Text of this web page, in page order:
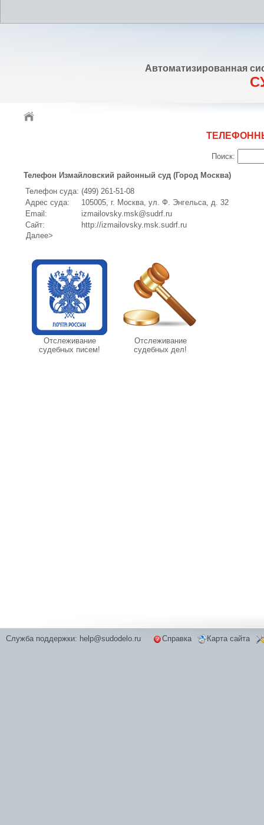
Автоматизированная
Поиск:
Телефон Измайловский районный суд (Город Москва)
Телефон суда: (499) 261-51-08
Адрес суда:
105005, г. Москва, ул. Ф. Энгельса, д. 32
Email:
izmailovsky.msk@sudrf.ru
Сайт:
http://izmailovsky.msk.sudrf.ru
Далее>
Отслеживание
судебных писем!
Отслеживание
судебных дел!
Служба поддержки: help@sudodelo.ru Справка Карта сайта